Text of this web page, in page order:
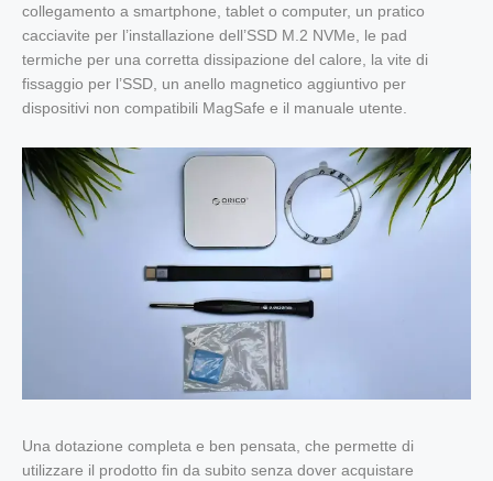
collegamento a smartphone, tablet o computer, un pratico
cacciavite per l’installazione dell’SSD M.2 NVMe, le pad
termiche per una corretta dissipazione del calore, la vite di
fissaggio per l’SSD, un anello magnetico aggiuntivo per
dispositivi non compatibili MagSafe e il manuale utente.
Una dotazione completa e ben pensata, che permette di
utilizzare il prodotto fin da subito senza dover acquistare